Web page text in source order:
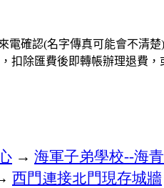
電確認(名字傳真可能會不清楚)
除匯費後即轉帳辦理退費
→ 海軍子弟學校--海
西門連接北門現存城牆